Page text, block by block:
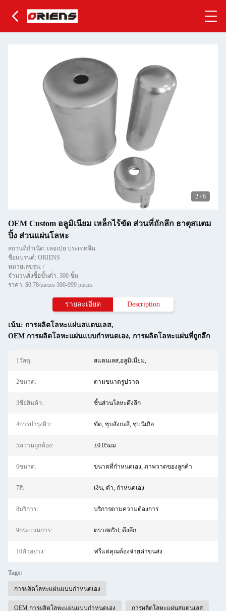
3 / 6
OEM Custom อลูมิเนียม เหล็กไร้ขัด ส่วนที่ถักลึก ธาตุสแตม
ปิ้ง ส่วนแผ่นโลหะ
สถานที่กำเนิด: เหอเป่ย ประเทศจีน
ชื่อแบรนด์: ORIENS
หมายเลขรุ่น: /
จำนวนสั่งซื้อขั้นต่ำ: 300 ชิ้น
ราคา: $0.78/pieces 300-999 pieces
รายละเอียด Description
เน้น: การผลิตโลหะแผ่นสแตนเลส,
OEM การผลิตโลหะแผ่นแบบกำหนดเอง, การผลิตโลหะแผ่นที่ถูกลึก
1วัสดุ: สแตนเลส,อลูมิเนียม,
2ขนาด: ตามขนาดรูปวาด
3ชื่อสินค้า: ชิ้นส่วนโลหะดึงลึก
4การบํารุงผิว: ขัด, ชุบสังกะสี, ชุบนิเกิล
5ความถูกต้อง: ±0.05มม
6ขนาด: ขนาดที่กำหนดเอง, ภาพวาดของลูกค้า
7สี: เงิน, ดำ, กำหนดเอง
8บริการ: บริการตามความต้องการ
9กระบวนการ: ตราสตริป, ดึงลึก
10ตัวอย่าง: ฟรีแต่คุณต้องจ่ายค่าขนส่ง
Tags:
การผลิตโลหะแผ่นแบบกำหนดเอง
OEM การผลิตโลหะแผ่นแบบกำหนดเอง การผลิตโลหะแผ่นสแตนเลส